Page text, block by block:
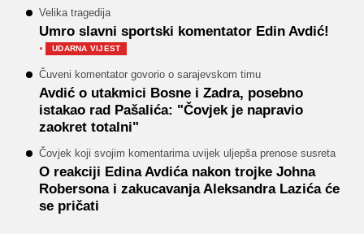
Velika tragedija
Umro slavni sportski komentator Edin Avdić!
· UDARNA VIJEST
Čuveni komentator govorio o sarajevskom timu
Avdić o utakmici Bosne i Zadra, posebno
istakao rad Pašalića: "Čovjek je napravio
zaokret totalni"
Čovjek koji svojim komentarima uvijek uljepša prenose susreta
O reakciji Edina Avdića nakon trojke Johna
Robersona i zakucavanja Aleksandra Lazića će
se pričati